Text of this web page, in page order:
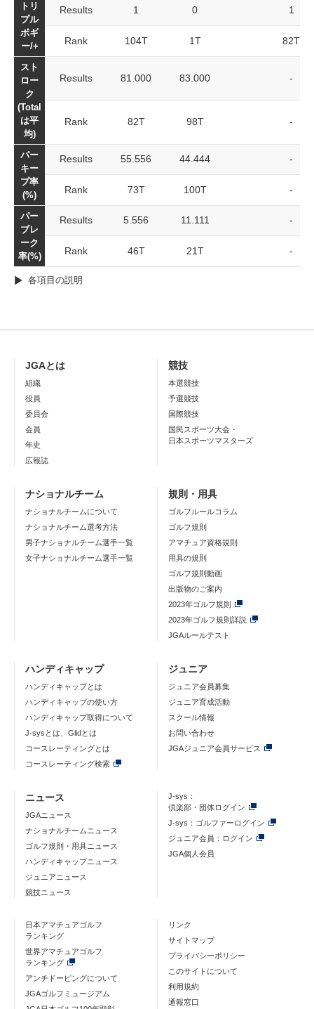
トリ
プル
ボギ
ー/+
Results 1 0 1
Rank 104T 1T 82T
スト
ロー
ク
(Total
は平
均)
Results 81.000 83.000 -
Rank 82T 98T -
パー
キー
プ率
(%)
Results 55.556 44.444 -
Rank 73T 100T -
パー
ブレ
ーク
率(%)
Results 5.556 11.111 -
Rank 46T 21T -
各項目の説明
JGAとは
組織
役員
委員会
会員
年史
広報誌
競技
本選競技
予選競技
国際競技
国民スポーツ大会・
日本スポーツマスターズ
ナショナルチーム
ナショナルチームについて
ナショナルチーム選考方法
男子ナショナルチーム選手一覧
女子ナショナルチーム選手一覧
規則・用具
ゴルフルールコラム
ゴルフ規則
アマチュア資格規則
用具の規則
ゴルフ規則動画
出版物のご案内
2023年ゴルフ規則
2023年ゴルフ規則詳説
JGAルールテスト
ハンディキャップ
ハンディキャップとは
ハンディキャップの使い方
ハンディキャップ取得について
J-sysとは、Glidとは
コースレーティングとは
コースレーティング検索
ジュニア
ジュニア会員募集
ジュニア育成活動
スクール情報
お問い合わせ
JGAジュニア会員サービス
ニュース
JGAニュース
ナショナルチームニュース
ゴルフ規則・用具ニュース
ハンディキャップニュース
ジュニアニュース
競技ニュース
J-sys：
倶楽部・団体ログイン
J-sys：ゴルファーログイン
ジュニア会員：ログイン
JGA個人会員
日本アマチュアゴルフ
ランキング
世界アマチュアゴルフ
ランキング
アンチドーピングについて
JGAゴルフミュージアム
リンク
サイトマップ
プライバシーポリシー
このサイトについて
利用規約
通報窓口